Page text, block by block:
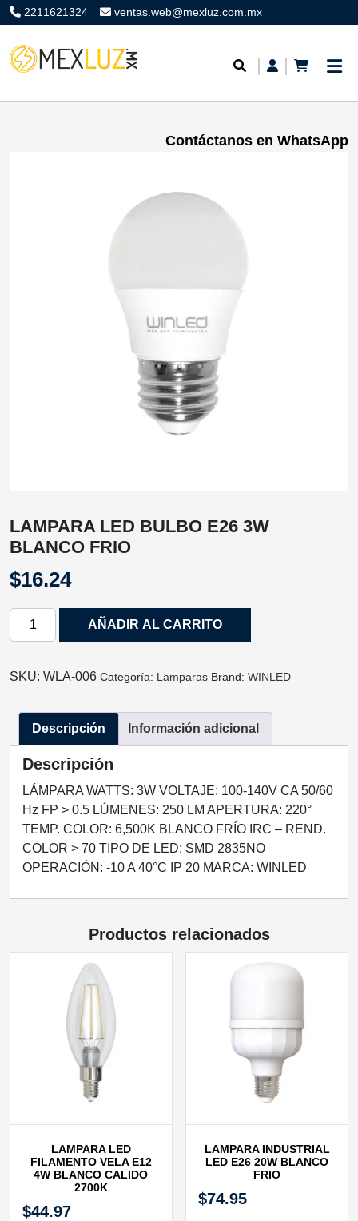
2211621324 ventas.web@mexluz.com.mx
Contáctanos en WhatsApp
LAMPARA LED BULBO E26 3W
BLANCO FRIO
$16.24
LAMPARA
E26
BLANCO
FRIO
cantidad
AÑADIR AL CARRITO
SKU: WLA‐006 Categoría: Lamparas Brand: WINLED
Descripción Información adicional
Descripción
LÁMPARA WATTS: 3W VOLTAJE: 100-140V CA 50/60
Hz FP > 0.5 LÚMENES: 250 LM APERTURA: 220°
TEMP. COLOR: 6,500K BLANCO FRÍO IRC – REND.
COLOR > 70 TIPO DE LED: SMD 2835NO
OPERACIÓN: -10 A 40°C IP 20 MARCA: WINLED
Productos relacionados
LAMPARA LED
FILAMENTO VELA E12
4W BLANCO CALIDO
2700K
$44.97
LAMPARA INDUSTRIAL
LED E26 20W BLANCO
FRIO
$74.95